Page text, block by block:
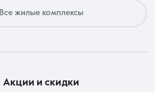
Все жилые комплексы
акции и скидки